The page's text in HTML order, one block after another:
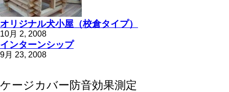
オリジナル犬小屋（校倉タイプ）
10月 2, 2008
インターンシップ
9月 23, 2008
ケージカバー防音効果測定